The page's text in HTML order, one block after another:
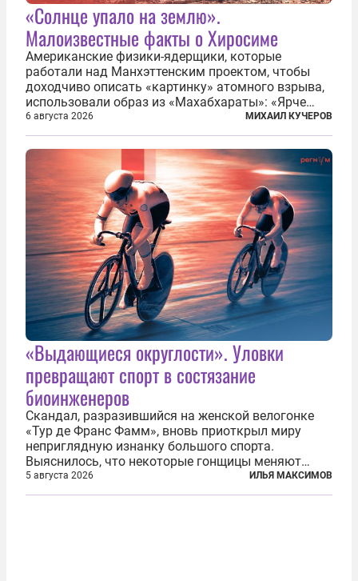
«Солнце упало на землю».
Малоизвестные факты о Хиросиме
Американские физики-ядерщики, которые
работали над Манхэттенским проектом, чтобы
доходчиво описать «картинку» атомного взрыва,
использовали образ из «Махабхараты»: «Ярче
тысячи солнц пылало это пламя». Не все жители
японских городов Хиросимы и Нагасаки, на
которых США в августе 1945 года поставили...
6 августа 2026 МИХАИЛ КУЧЕРОВ
«Выдающиеся округлости». Уловки
превращают спорт в состязание
биоинженеров
Скандал, разразившийся на женской велогонке
«Тур де Франс Фамм», вновь приоткрыл миру
неприглядную изнанку большого спорта.
Выяснилось, что некоторые гонщицы меняют
размер груди ради улучшения аэродинамики. За
фасадом труда, мастерства, упорства и
5 августа 2026 ИЛЬЯ МАКСИМОВ